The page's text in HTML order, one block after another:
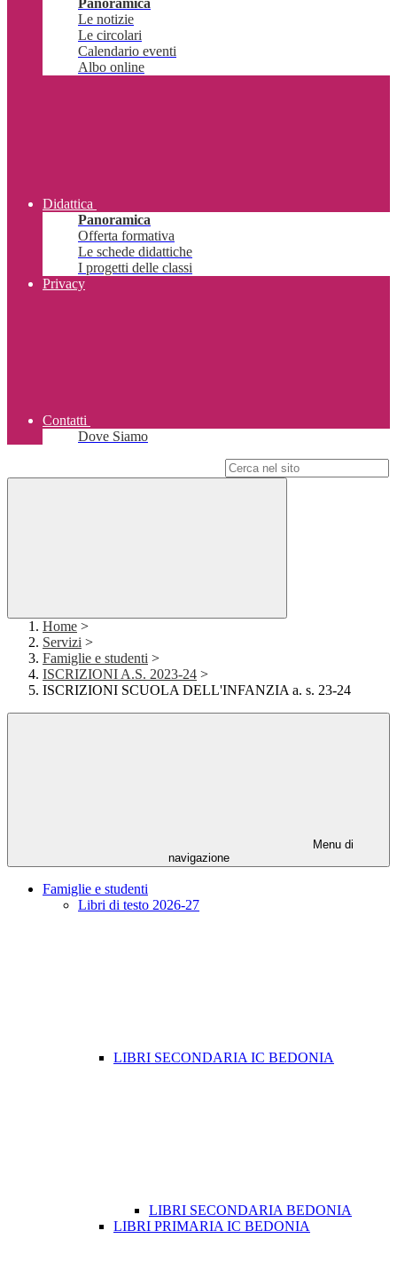
Panoramica
Le notizie
Le circolari
Calendario eventi
Albo online
Didattica
Panoramica
Offerta formativa
Le schede didattiche
I progetti delle classi
Privacy
Contatti
Dove Siamo
Home >
Servizi >
Famiglie e studenti >
ISCRIZIONI A.S. 2023-24 >
ISCRIZIONI SCUOLA DELL'INFANZIA a. s. 23-24
Menu di
navigazione
Famiglie e studenti
Libri di testo 2026-27
LIBRI SECONDARIA IC BEDONIA
LIBRI SECONDARIA BEDONIA
LIBRI PRIMARIA IC BEDONIA